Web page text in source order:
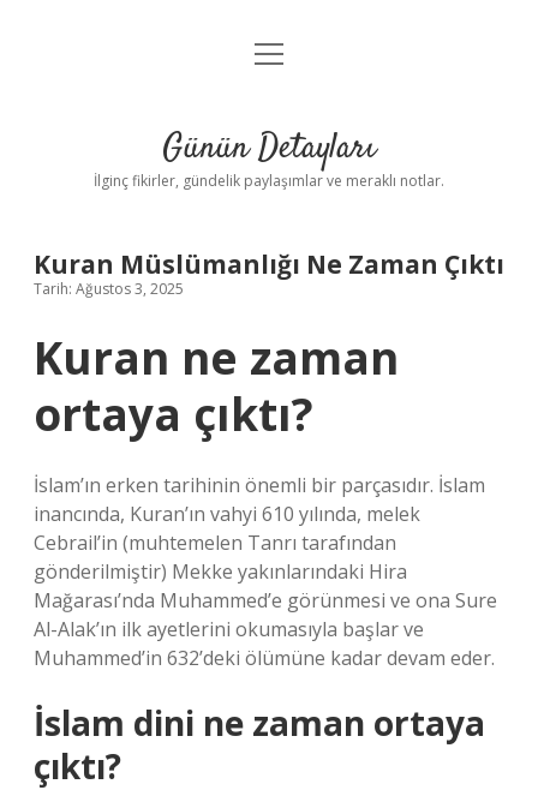
Gizlilik Politikası
Yasal Uyarı
menüyü
Günün Detayları
İlginç fikirler, gündelik paylaşımlar ve meraklı notlar.
Kuran Müslümanlığı Ne Zaman Çıktı
Tarih: Ağustos 3, 2025
Kuran ne zaman
ortaya çıktı?
İslam’ın erken tarihinin önemli bir parçasıdır. İslam
inancında, Kuran’ın vahyi 610 yılında, melek
Cebrail’in (muhtemelen Tanrı tarafından
gönderilmiştir) Mekke yakınlarındaki Hira
Mağarası’nda Muhammed’e görünmesi ve ona Sure
Al-Alak’ın ilk ayetlerini okumasıyla başlar ve
Muhammed’in 632’deki ölümüne kadar devam eder.
İslam dini ne zaman ortaya
çıktı?